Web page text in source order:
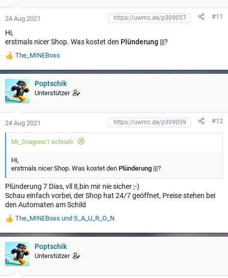
n
24 Aug 2021 #11
Hi,
erstmals nicer Shop. Was kostet den Plünderung |||?
W
r
u
n
n
:
The_MINEBoss
Poptschik
Unterstützer
24 Aug 2021 #12
Mr_Dragons1 schrieb:
Hi,
erstmals nicer Shop. Was kostet den Plünderung |||?
Plünderung 7 Dias, vll 8,bin mir nie sicher ;-)
Schau einfach vorbei, der Shop hat 24/7 geöffnet, Preise stehen bei
den Automaten am Schild
W
r
u
n
The_MINEBoss und S_A_U_R_O_N
Poptschik
Unterstützer